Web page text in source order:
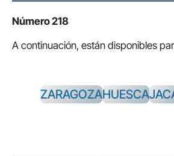
Número 218
A continuación, están disponibles
ZARAGOZAHUESCA